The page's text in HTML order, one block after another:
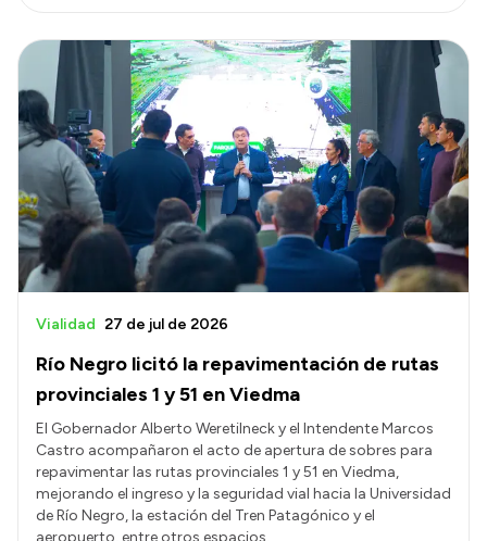
Río Negro licitó la repavimentación de rutas
provinciales 1 y 51 en Viedma
Vialidad 27 de jul de 2026
El Gobernador Alberto Weretilneck y el Intendente Marcos
Castro acompañaron el acto de apertura de sobres para
repavimentar las rutas provinciales 1 y 51 en Viedma,
mejorando el ingreso y la seguridad vial hacia la Universidad
de Río Negro, la estación del Tren Patagónico y el
aeropuerto, entre otros espacios.